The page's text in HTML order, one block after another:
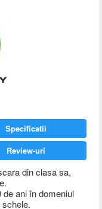
din clasa sa,
de ani în domeniul
Specificatii
Review-uri